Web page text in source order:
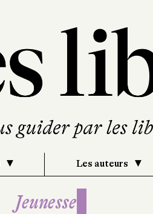
Les auteurs
Jeunesse